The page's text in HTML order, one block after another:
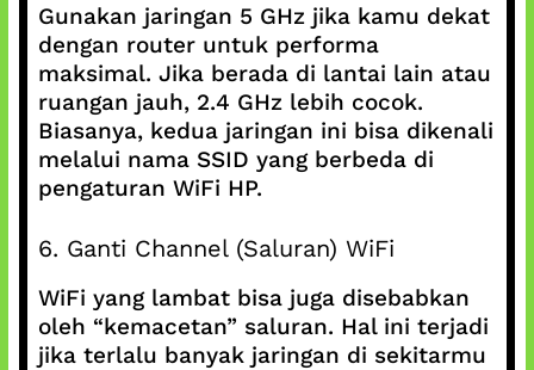
Gunakan jaringan 5 GHz jika kamu dekat
dengan router untuk performa
maksimal. Jika berada di lantai lain atau
ruangan jauh, 2.4 GHz lebih cocok.
Biasanya, kedua jaringan ini bisa dikenali
melalui nama SSID yang berbeda di
pengaturan WiFi HP.
6. Ganti Channel (Saluran) WiFi
WiFi yang lambat bisa juga disebabkan
oleh “kemacetan” saluran. Hal ini terjadi
jika terlalu banyak jaringan di sekitarmu